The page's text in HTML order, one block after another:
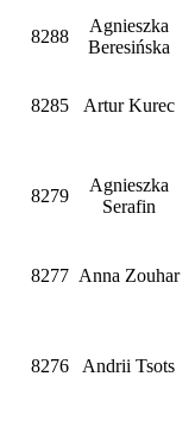
8288
Agnieszka
Beresińska
8285 Artur Kurec
8279
Agnieszka
Serafin
8277 Anna Zouhar
8276 Andrii Tsots